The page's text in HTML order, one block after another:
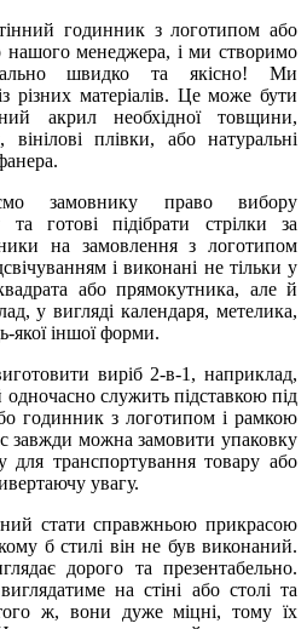
годинник з логотипом або
нашого менеджера, і ми створимо
швидко та якісно! Ми
різних матеріалів. Це може бути
акрил необхідної товщини,
плівки, або натуральні
замовнику право вибору
та готові підібрати стрілки за
на замовлення з логотипом
і виконані не тільки у
або прямокутника, але й
у вигляді календаря, метелика,
якої іншої форми.
виріб 2-в-1, наприклад,
служить підставкою під
годинник з логотипом і рамкою
завжди можна замовити упаковку
для транспортування товару або
увагу.
стати справжньою прикрасою
б стилі він не був виконаний.
дорого та презентабельно.
на стіні або столі та
ж, вони дуже міцні, тому їх